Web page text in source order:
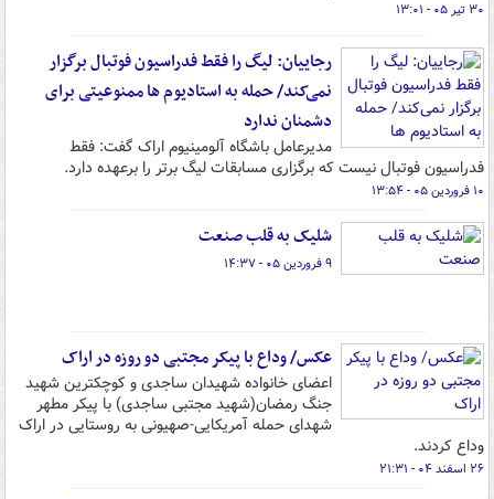
۳۰ تیر ۰۵ - ۱۳:۰۱
رجاییان: لیگ را فقط فدراسیون فوتبال برگزار
نمی‌کند/ حمله به استادیوم ‌ها ممنوعیتی برای
دشمنان ندارد
مدیرعامل باشگاه آلومینیوم اراک گفت: فقط
فدراسیون فوتبال نیست که برگزاری مسابقات لیگ برتر را برعهده دارد.
۱۰ فروردین ۰۵ - ۱۳:۵۴
شلیک به قلب صنعت
۹ فروردین ۰۵ - ۱۴:۳۷
عکس/ وداع با پیکر مجتبی دو روزه در اراک
اعضای خانواده شهیدان ساجدی و کوچکترین شهید
جنگ رمضان(شهید مجتبی ساجدی) با پیکر مطهر
شهدای حمله آمریکایی-صهیونی به روستایی در اراک
وداع کردند.
۲۶ اسفند ۰۴ - ۲۱:۳۱